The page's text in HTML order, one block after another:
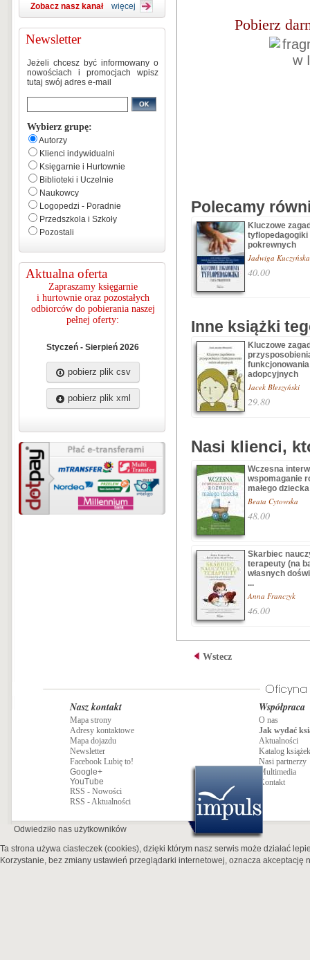
Zobacz nasz kanał więcej
Newsletter
Jeżeli chcesz być informowany o
nowościach i promocjach wpisz
tutaj swój adres e-mail
Wybierz grupę:
Autorzy
Klienci indywidualni
Księgarnie i Hurtownie
Biblioteki i Uczelnie
Naukowcy
Logopedzi - Poradnie
Przedszkola i Szkoły
Pozostali
Aktualna oferta
Zapraszamy księgarnie
i hurtownie oraz pozostałych
odbiorców do pobierania naszej
pełnej oferty:
Styczeń - Sierpień 2026
pobierz plik csv
pobierz plik xml
Pobierz
Polecamy
Kluczowe
tyflopedagogiki
pokrewnych
Jadwiga
40.00
Inne książki
Kluczowe
adopcyjnych
Jacek Błeszyński
29.80
Nasi klienci,
Wczesna
wspomaganie
małego dziecka
Beata Cytowska
48.00
Skarbiec
terapeuty (na
własnych
...
Anna Franczyk
46.00
Wstecz
Nasz kontakt
Mapa strony
Adresy kontaktowe
Mapa dojazdu
Newsletter
Facebook Lubię to!
Google+
YouTube
RSS - Nowości
RSS - Aktualności
Współpraca
O nas
Jak wydać
Aktualności
Katalog książek
Nasi partnerzy
Multimedia
Kontakt
Odwiedziło nas użytkowników
Ta strona używa ciasteczek (cookies), dzięki którym nasz serwis może działać
Korzystanie, bez zmiany ustawień przeglądarki internetowej, oznacza akceptację